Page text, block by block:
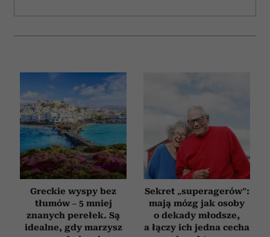
korzystasz z naszej witryny, udostępniamy partnerom
otrzymanymi od Ciebie lub uzyskanymi podczas
korzystania z ich usług.
Greckie wyspy bez
tłumów – 5 mniej
znanych perełek. Są
idealne, gdy marzysz
Sekret „superagerów”:
mają mózg jak osoby
o dekady młodsze,
a łączy ich jedna cecha